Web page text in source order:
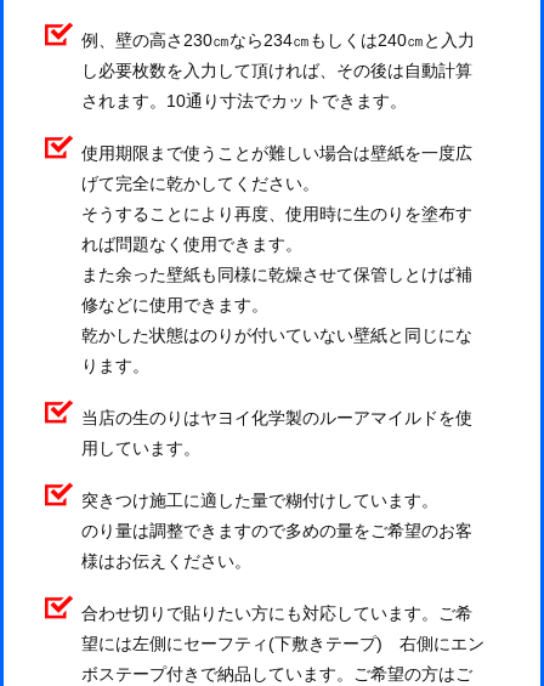
例、壁の高さ230㎝なら234㎝もしくは240㎝と入力
し必要枚数を入力して頂ければ、その後は自動計算
されます。10通り寸法でカットできます。
使用期限まで使うことが難しい場合は壁紙を一度広
げて完全に乾かしてください。
そうすることにより再度、使用時に生のりを塗布す
れば問題なく使用できます。
また余った壁紙も同様に乾燥させて保管しとけば補
修などに使用できます。
乾かした状態はのりが付いていない壁紙と同じにな
ります。
当店の生のりはヤヨイ化学製のルーアマイルドを使
用しています。
突きつけ施工に適した量で糊付けしています。
のり量は調整できますので多めの量をご希望のお客
様はお伝えください。
合わせ切りで貼りたい方にも対応しています。ご希
望には左側にセーフティ(下敷きテープ) 右側にエン
ボステープ付きで納品しています。ご希望の方はご